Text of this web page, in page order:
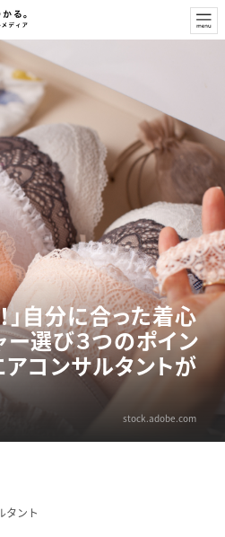
」自分に合った着心
選び３つのポイン
コンサルタントが
stock.adobe.com
タント